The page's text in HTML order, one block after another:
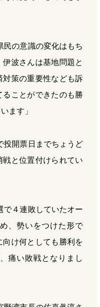
民の意識の変化はもち
波さんは基地問題と
策の重要性なども訴
ことができたのも勝
ます」
投開票日までちょうど
戦と位置付けられてい
で４連敗していたオー
、勢いをつけた形で
け何としても勝利を
痛い敗戦となりまし